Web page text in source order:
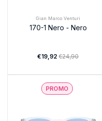
Gian Marco Venturi
170-1 Nero - Nero
€19,92 €24,90
PROMO